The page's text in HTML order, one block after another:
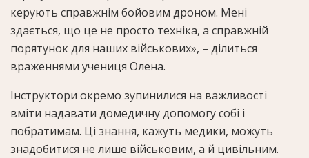
керують справжнім бойовим дроном. Мені
здається, що це не просто техніка, а справжній
порятунок для наших військових», – ділиться
враженнями учениця Олена.
Інструктори окремо зупинилися на важливості
вміти надавати домедичну допомогу собі і
побратимам. Ці знання, кажуть медики, можуть
знадобитися не лише військовим, а й цивільним.